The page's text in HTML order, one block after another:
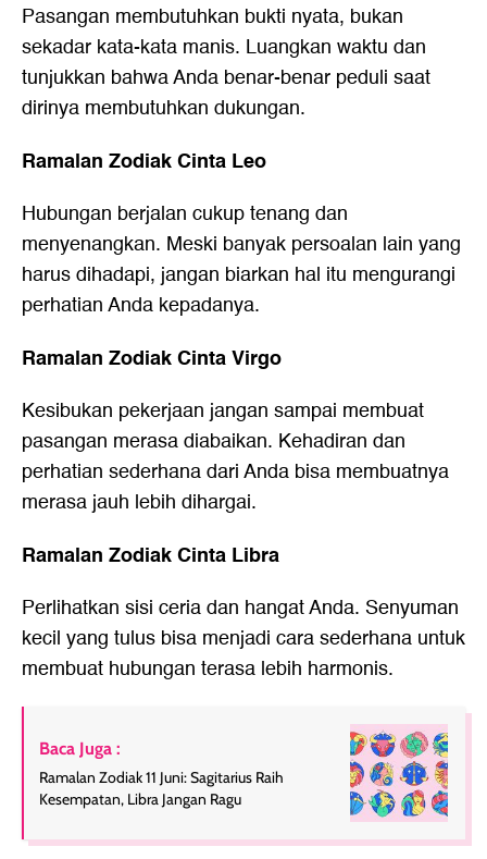
Pasangan membutuhkan bukti nyata, bukan
sekadar kata-kata manis. Luangkan waktu dan
tunjukkan bahwa Anda benar-benar peduli saat
dirinya membutuhkan dukungan.
Ramalan Zodiak Cinta Leo
Hubungan berjalan cukup tenang dan
menyenangkan. Meski banyak persoalan lain yang
harus dihadapi, jangan biarkan hal itu mengurangi
perhatian Anda kepadanya.
Ramalan Zodiak Cinta Virgo
Kesibukan pekerjaan jangan sampai membuat
pasangan merasa diabaikan. Kehadiran dan
perhatian sederhana dari Anda bisa membuatnya
merasa jauh lebih dihargai.
Ramalan Zodiak Cinta Libra
Perlihatkan sisi ceria dan hangat Anda. Senyuman
kecil yang tulus bisa menjadi cara sederhana untuk
membuat hubungan terasa lebih harmonis.
Baca Juga :
Ramalan Zodiak 11 Juni: Sagitarius Raih
Kesempatan, Libra Jangan Ragu